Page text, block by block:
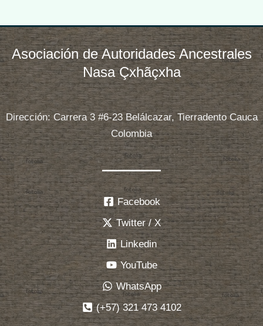
Asociación de Autoridades Ancestrales
Nasa Çxhãçxha
Dirección: Carrera 3 #6-23 Belálcazar, Tierradento Cauca
Colombia
Facebook
Twitter / X
Linkedin
YouTube
WhatsApp
(+57) 321 473 4102